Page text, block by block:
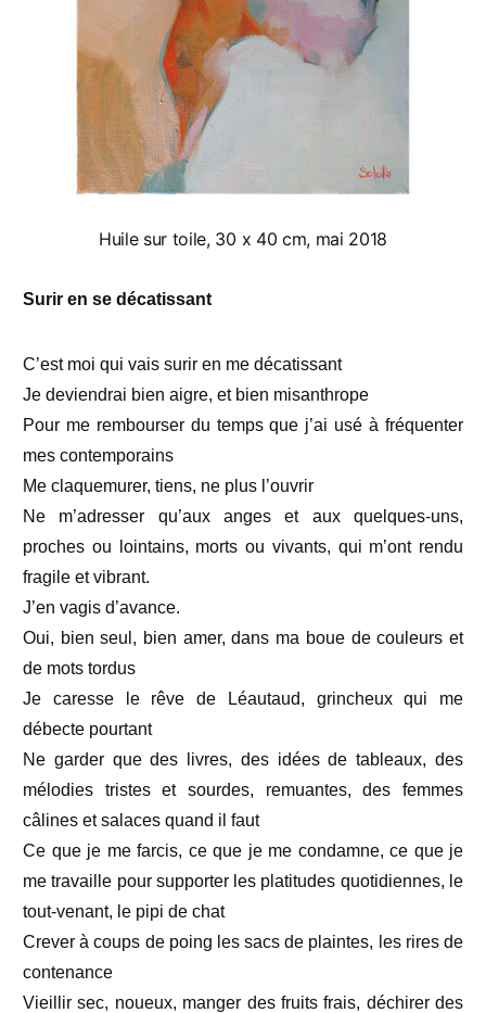
Huile sur toile, 30 x 40 cm, mai 2018
Surir en se décatissant
C’est moi qui vais surir en me décatissant
Je deviendrai bien aigre, et bien misanthrope
Pour me rembourser du temps que j’ai usé à fréquenter
mes contemporains
Me claquemurer, tiens, ne plus l’ouvrir
Ne m’adresser qu’aux anges et aux quelques-uns,
proches ou lointains, morts ou vivants, qui m’ont rendu
fragile et vibrant.
J’en vagis d’avance.
Oui, bien seul, bien amer, dans ma boue de couleurs et
de mots tordus
Je caresse le rêve de Léautaud, grincheux qui me
débecte pourtant
Ne garder que des livres, des idées de tableaux, des
mélodies tristes et sourdes, remuantes, des femmes
câlines et salaces quand il faut
Ce que je me farcis, ce que je me condamne, ce que je
me travaille pour supporter les platitudes quotidiennes, le
tout-venant, le pipi de chat
Crever à coups de poing les sacs de plaintes, les rires de
contenance
Vieillir sec, noueux, manger des fruits frais, déchirer des